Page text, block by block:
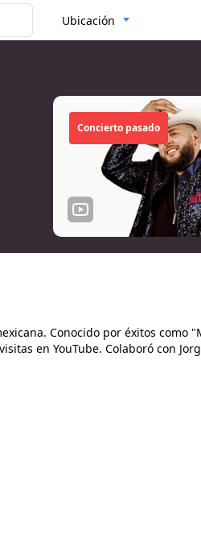
Ubicación
Concierto pasado
Conocido por éxitos como
en YouTube. Colaboró con